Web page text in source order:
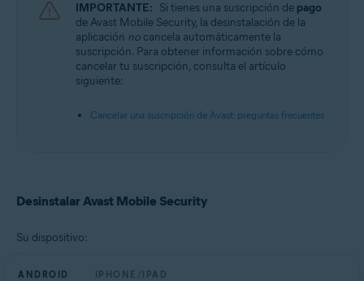
IMPORTANTE: Si tienes una suscripción de pago
de Avast Mobile Security, la desinstalación de la
aplicación no cancela automáticamente la
suscripción. Para obtener información sobre cómo
cancelar tu suscripción, consulta el artículo
siguiente:
Cancelar una suscripción de Avast: preguntas frecuentes
Desinstalar Avast Mobile Security
Su dispositivo:
ANDROID IPHONE/IPAD